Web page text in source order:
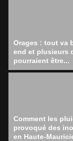
Orages : tout va
end et plusieurs
pourraient être...
Comment les
provoqué des
en Haute-